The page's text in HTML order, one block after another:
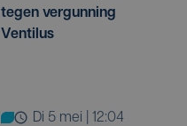
tegen vergunning
Ventilus
di 5 mei | 12:04